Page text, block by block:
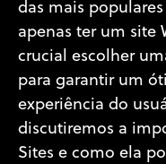
das mais
apenas ter um site
crucial escolher
para garantir um
experiência do
discutiremos a
Sites e como ela